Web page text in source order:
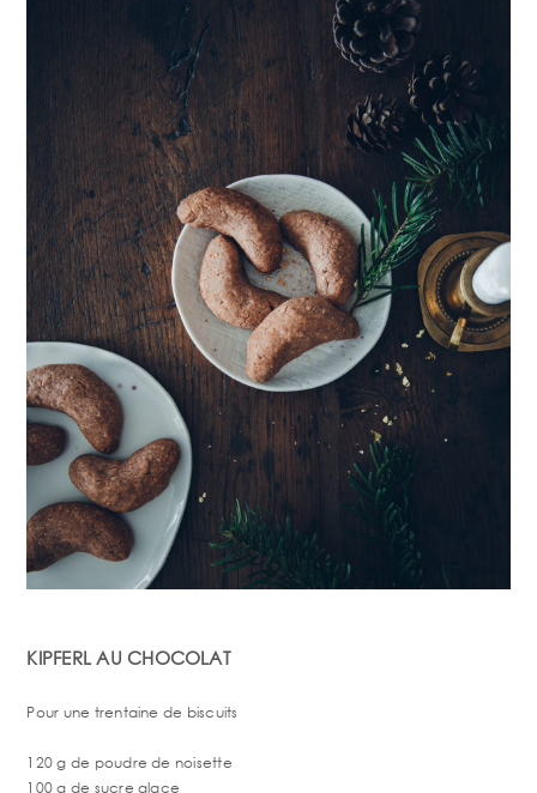
KIPFERL AU CHOCOLAT
Pour une trentaine de biscuits
120 g de poudre de noisette
100 g de sucre glace